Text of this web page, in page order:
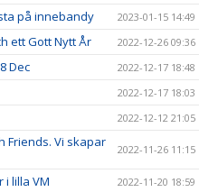
på innebandy 2023-01-15 14:49
ett Gott Nytt År 2022-12-26 09:36
Dec 2022-12-17 18:48
2022-12-17 18:03
2022-12-12 21:05
Friends. Vi skapar
2022-11-26 11:15
i lilla VM 2022-11-20 18:59